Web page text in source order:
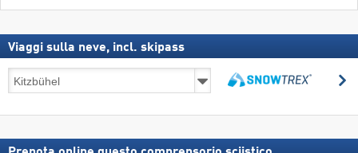
Viaggi sulla neve, incl. skipass
sulla
incl.